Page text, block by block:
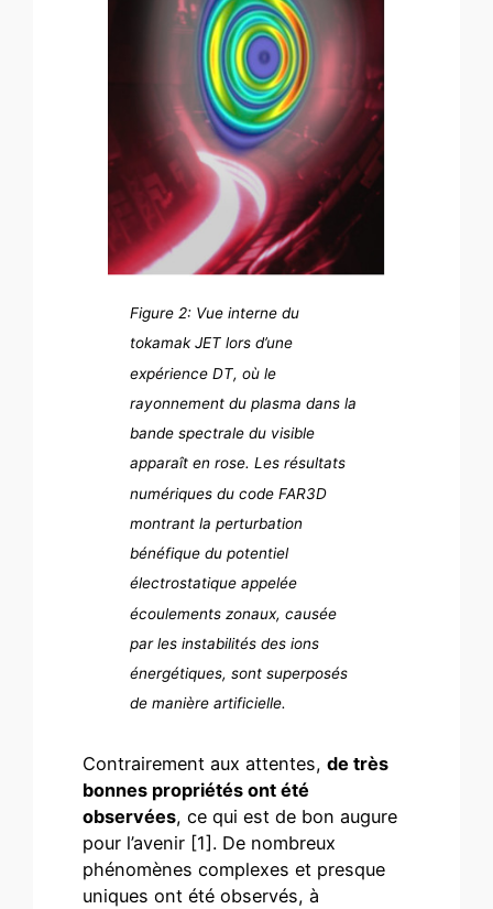
Figure 2: Vue interne du
tokamak JET lors d’une
expérience DT, où le
rayonnement du plasma dans la
bande spectrale du visible
apparaît en rose. Les résultats
numériques du code FAR3D
montrant la perturbation
bénéfique du potentiel
électrostatique appelée
écoulements zonaux, causée
par les instabilités des ions
énergétiques, sont superposés
de manière artificielle.
Contrairement aux attentes,de très
bonnes propriétés ont été
observées, ce qui est de bon augure
pour l’avenir [1]. De nombreux
phénomènes complexes et presque
uniques ont été observés, à